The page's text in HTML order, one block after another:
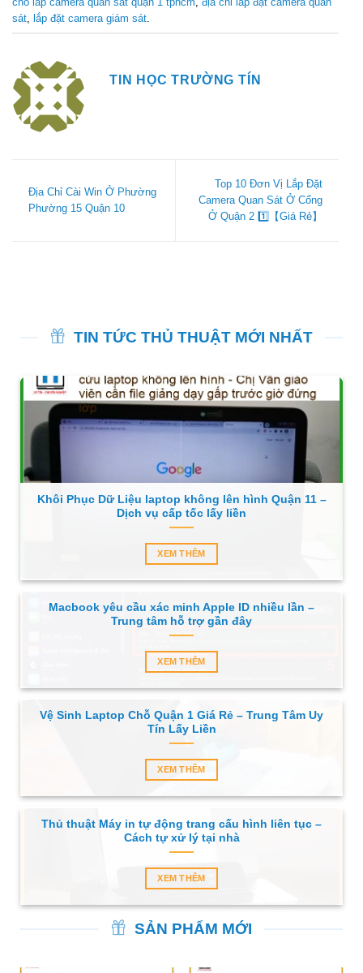
sát
lắp đặt camera giám sát
TIN HỌC TRƯỜNG TÍN
Địa Chỉ Cài Win Ở Phường
Phường 15 Quận 10
Top 10 Đơn Vị Lắp Đặt
Camera Quan Sát Ở Cổng
Ở Quận 2 1️⃣【Giá Rẻ】
TIN TỨC THỦ THUẬT MỚI NHẤT
Khôi Phục Dữ Liệu laptop không lên hình Quận 11 –
Dịch vụ cấp tốc lấy liền
XEM THÊM
Macbook yêu cầu xác minh Apple ID nhiều lần –
Trung tâm hỗ trợ gần đây
XEM THÊM
Vệ Sinh Laptop Chỗ Quận 1 Giá Rẻ – Trung Tâm Uy
Tín Lấy Liền
XEM THÊM
Thủ thuật Máy in tự động trang cấu hình liên tục –
Cách tự xử lý tại nhà
XEM THÊM
SẢN PHẨM MỚI